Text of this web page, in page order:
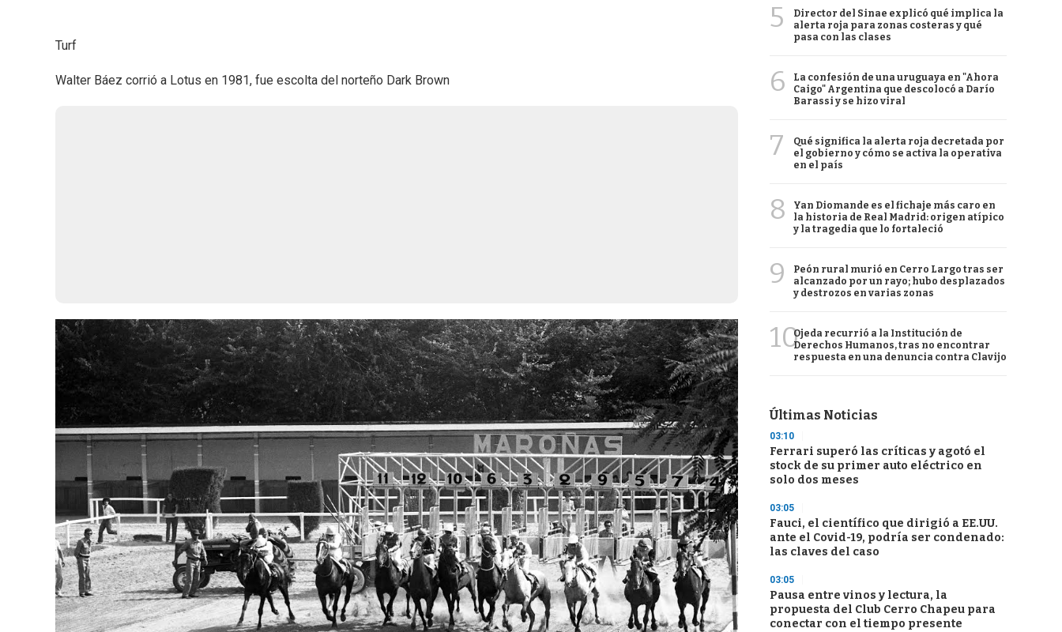
Turf
Walter Báez corrió a Lotus en 1981, fue escolta del norteño Dark Brown
5
Director del Sinae explicó qué implica la
alerta roja para zonas costeras y qué
pasa con las clases
6
La confesión de una uruguaya en "Ahora
Caigo" Argentina que descolocó a Darío
Barassi y se hizo viral
7
Qué significa la alerta roja decretada por
el gobierno y cómo se activa la operativa
en el país
8
Yan Diomande es el fichaje más caro en
la historia de Real Madrid: origen atípico
y la tragedia que lo fortaleció
9
Peón rural murió en Cerro Largo tras ser
alcanzado por un rayo; hubo desplazados
y destrozos en varias zonas
10Ojeda recurrió a la Institución de
Derechos Humanos, tras no encontrar
respuesta en una denuncia contra Clavijo
Últimas Noticias
03:10
Ferrari superó las críticas y agotó el
stock de su primer auto eléctrico en
solo dos meses
03:05
Fauci, el científico que dirigió a EE.UU.
ante el Covid-19, podría ser condenado:
las claves del caso
03:05
Pausa entre vinos y lectura, la
propuesta del Club Cerro Chapeu para
conectar con el tiempo presente